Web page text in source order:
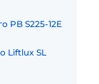
PB S225-12E
Liftlux SL